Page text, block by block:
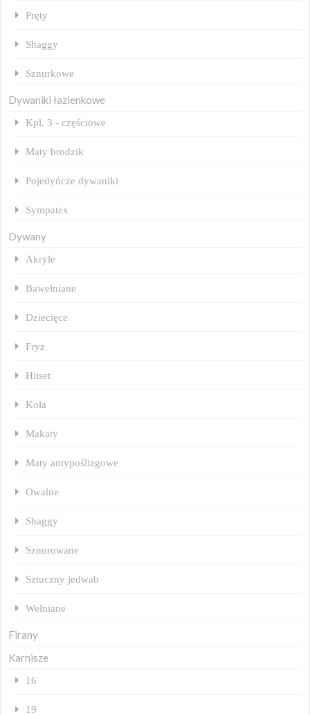
Pręty
Shaggy
Sznurkowe
Dywaniki łazienkowe
Kpl. 3 - częściowe
Maty brodzik
Pojedyńcze dywaniki
Sympatex
Dywany
Akryle
Bawełniane
Dziecięce
Fryz
Hitset
Koła
Makaty
Maty antypoślizgowe
Owalne
Shaggy
Sznurowane
Sztuczny jedwab
Wełniane
Firany
Karnisze
16
19